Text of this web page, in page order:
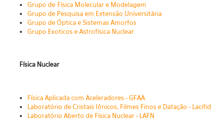
Grupo de Física Molecular e Modelagem
Grupo de Pesquisa em Extensão Universitária
Grupo de Óptica e Sistemas Amorfos
Grupo Exoticos e Astrofísica Nuclear
Física Nuclear
Física Aplicada com Aceleradores - GFAA
Laboratório de Cristais Iônicos, Filmes Finos e Datação - Lacifid
Laboratório Aberto de Física Nuclear - LAFN